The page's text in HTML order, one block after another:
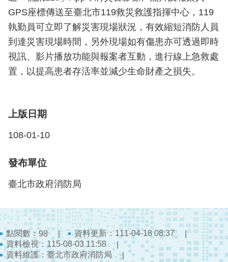
區
檔
案
應
用
譽
榜
絡
資
訊
關
連
結
GPS座標傳送至臺北市119救災救護指揮中心，119
執勤員可立即了解災害現場狀況，有效縮短消防人員
到達災害現場時間，另外現場如有傷患亦可透過即時
視訊、影片播放功能與報案者互動，進行線上急救處
置，以提高患者存活率並減少生命財產之損失。
上版日期
108-01-10
發布單位
臺北市政府消防局
點閱數：98
資料更新：111-04-18 08:37
資料檢視：115-08-03 11:58
資料維護：臺北市政府消防局